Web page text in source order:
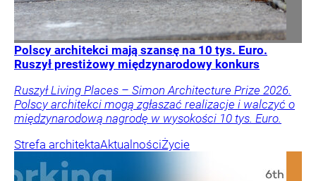
Polscy architekci mają szansę na 10 tys. Euro.
Ruszył prestiżowy międzynarodowy konkurs
Ruszył Living Places – Simon Architecture Prize 2026.
Polscy architekci mogą zgłaszać realizacje i walczyć o
międzynarodową nagrodę w wysokości 10 tys. Euro.
Strefa architektaAktualnościŻycie